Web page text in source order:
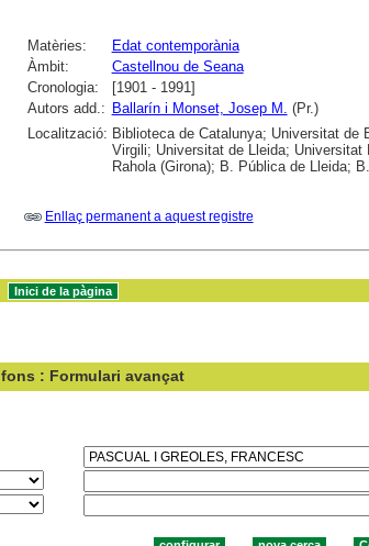
Matèries:
Edat contemporània
Àmbit:
Castellnou de Seana
Cronologia:
[1901 - 1991]
Autors add.: Ballarín i Monset, Josep M. (Pr.)
Localització: Biblioteca de Catalunya; Universitat de
Virgili; Universitat de Lleida; Universitat
Rahola (Girona); B. Pública de Lleida;
Enllaç permanent a aquest registre
fons : Formulari avançat